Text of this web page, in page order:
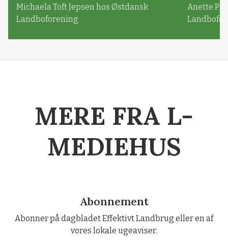
Michaela Toft Jepsen hos Østdansk
Landboforening
Anette
MERE FRA L-
MEDIEHUS
Abonnement
Abonner på dagbladet Effektivt Landbrug eller en af
vores lokale ugeaviser.